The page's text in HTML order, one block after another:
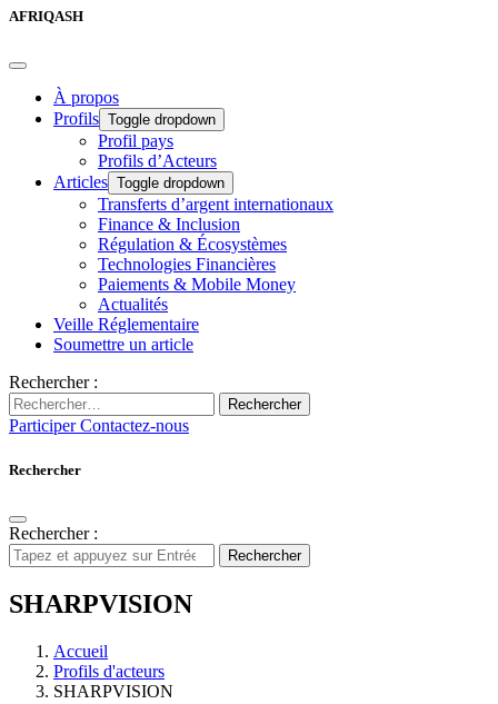
AFRIQASH
À propos
Profils Toggle dropdown
Profil pays
Profils d’Acteurs
Articles Toggle dropdown
Transferts d’argent internationaux
Finance & Inclusion
Régulation & Écosystèmes
Technologies Financières
Paiements & Mobile Money
Actualités
Veille Réglementaire
Soumettre un article
Rechercher :
Rechercher
ParticiperContactez-nous
Rechercher
Rechercher :
Rechercher
SHARPVISION
Accueil
Profils d'acteurs
SHARPVISION